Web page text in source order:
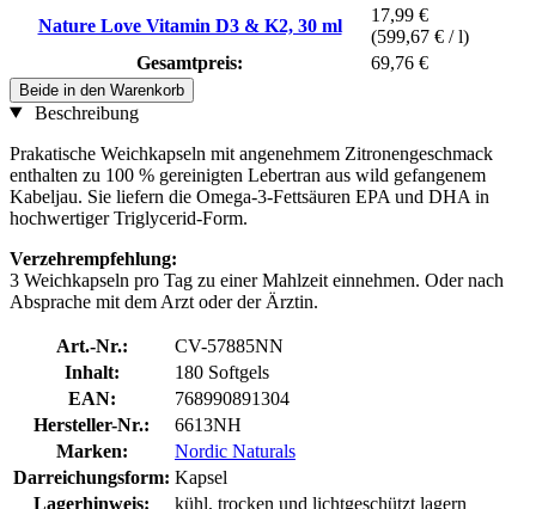
Nature Love Vitamin D3 & K2, 30 ml
17,99 €
(599,67 € / l)
Gesamtpreis:
69,76 €
Beide in den Warenkorb
Beschreibung
Prakatische Weichkapseln mit angenehmem Zitronengeschmack
enthalten zu 100 % gereinigten Lebertran aus wild gefangenem
Kabeljau. Sie liefern die Omega-3-Fettsäuren EPA und DHA in
hochwertiger Triglycerid-Form.
Verzehrempfehlung:
3 Weichkapseln pro Tag zu einer Mahlzeit einnehmen. Oder nach
Absprache mit dem Arzt oder der Ärztin.
Art.-Nr.:
CV-57885NN
Inhalt:
180 Softgels
EAN:
768990891304
Hersteller-Nr.:
6613NH
Marken:
Nordic Naturals
Darreichungsform: Kapsel
Lagerhinweis:
kühl, trocken und lichtgeschützt lagern